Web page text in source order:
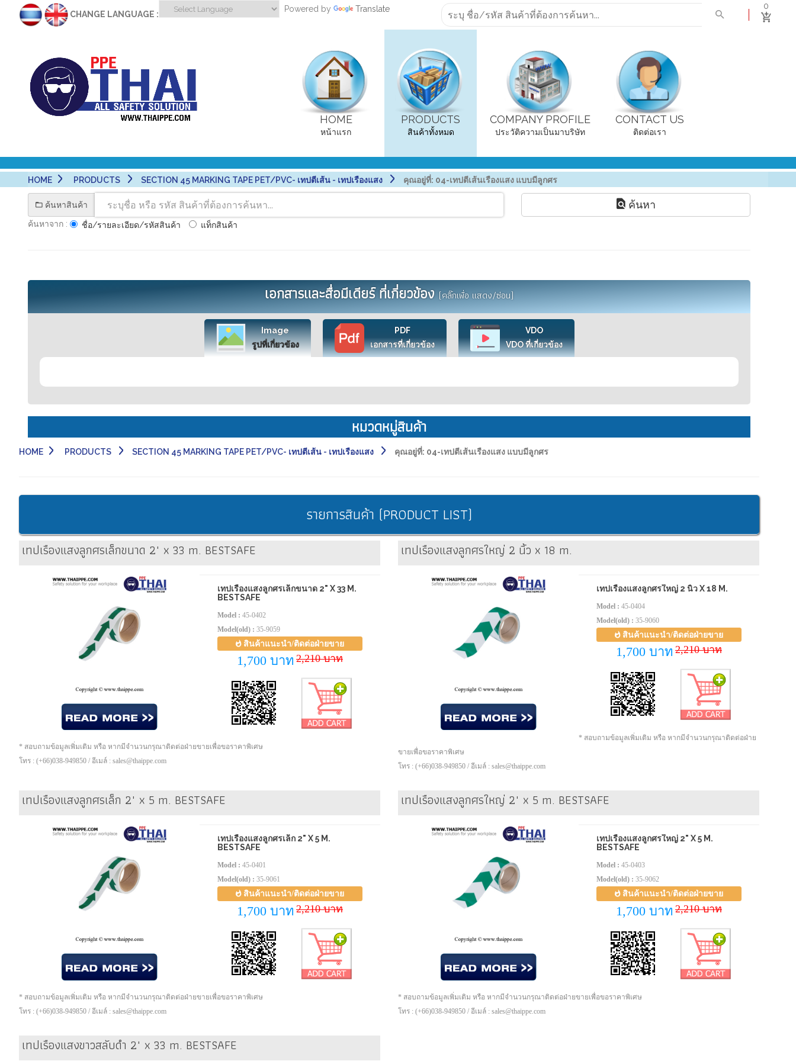
CHANGE LANGUAGE :
Powered by Translate 0
HOME
หน้าแรก
PRODUCTS
สินค้าทั้งหมด
COMPANY PROFILE
ประวัติความเป็นมาบริษัท
CONTACT US
ติดต่อเรา
HOME PRODUCTS SECTION 45 MARKING TAPE PET/PVC- เทปตีเส้น - เทปเรืองแสง คุณอยู่ที่: 04-เทปตีเส้นเรืองแสง แบบมีลูกศร
ค้นหาสินค้า
ค้นหาจาก :
ชื่อ/รายละเอียด/รหัสสินค้า แท็กสินค้า
ค้นหา
เอกสารและสื่อมีเดียร์ ที่เกี่ยวข้อง(คลิ๊กเพื่อ แสดง/ซ่อน)
Image
รูปที่เกี่ยวข้อง
PDF
เอกสารที่เกี่ยวข้อง
VDO
VDO ที่เกี่ยวข้อง
หมวดหมู่สินค้า
HOME PRODUCTS SECTION 45 MARKING TAPE PET/PVC- เทปตีเส้น - เทปเรืองแสง คุณอยู่ที่: 04-เทปตีเส้นเรืองแสง แบบมีลูกศร
รายการสินค้า (PRODUCT LIST)
เทปเรืองแสงลูกศรเล็กขนาด 2" x 33 m. BESTSAFE
เทปเรืองแสงลูกศรเล็กขนาด 2" X 33 M.
BESTSAFE
Model : 45-0402
Model(old) : 35-9059
สินค้าแนะนำ/ติดต่อฝ่ายขาย
1,700 บาท 2,210 บาท
* สอบถามข้อมูลเพิ่มเติม หรือ หากมีจำนวนกรุณาติดต่อฝ่ายขายเพื่อขอราคาพิเศษ
โทร : (+66)038-949850 / อีเมล์ : sales@thaippe.com
เทปเรืองแสงลูกศรใหญ่ 2 นิ้ว x 18 m.
เทปเรืองแสงลูกศรใหญ่ 2 นิ้ว X 18 M.
Model : 45-0404
Model(old) : 35-9060
สินค้าแนะนำ/ติดต่อฝ่ายขาย
1,700 บาท 2,210 บาท
* สอบถามข้อมูลเพิ่มเติม หรือ หากมีจำนวนกรุณาติดต่อฝ่าย
ขายเพื่อขอราคาพิเศษ
โทร : (+66)038-949850 / อีเมล์ : sales@thaippe.com
เทปเรืองแสงลูกศรเล็ก 2" x 5 m. BESTSAFE
เทปเรืองแสงลูกศรเล็ก 2" X 5 M.
BESTSAFE
Model : 45-0401
Model(old) : 35-9061
สินค้าแนะนำ/ติดต่อฝ่ายขาย
1,700 บาท 2,210 บาท
* สอบถามข้อมูลเพิ่มเติม หรือ หากมีจำนวนกรุณาติดต่อฝ่ายขายเพื่อขอราคาพิเศษ
โทร : (+66)038-949850 / อีเมล์ : sales@thaippe.com
เทปเรืองแสงลูกศรใหญ่ 2" x 5 m. BESTSAFE
เทปเรืองแสงลูกศรใหญ่ 2" X 5 M.
BESTSAFE
Model : 45-0403
Model(old) : 35-9062
สินค้าแนะนำ/ติดต่อฝ่ายขาย
1,700 บาท 2,210 บาท
* สอบถามข้อมูลเพิ่มเติม หรือ หากมีจำนวนกรุณาติดต่อฝ่ายขายเพื่อขอราคาพิเศษ
โทร : (+66)038-949850 / อีเมล์ : sales@thaippe.com
เทปเรืองแสงขาวสลับดำ 2" x 33 m. BESTSAFE